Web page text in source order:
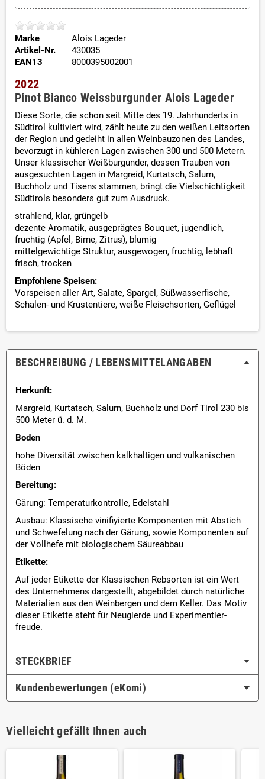
Marke
Alois Lageder
Artikel-Nr.
430035
EAN13
8000395002001
2022
Pinot Bianco Weissburgunder Alois Lageder
Diese Sorte, die schon seit Mitte des 19. Jahrhunderts in
Südtirol kultiviert wird, zählt heute zu den weißen Leitsorten
der Region und gedeiht in allen Weinbauzonen des Landes,
bevorzugt in kühleren Lagen zwischen 300 und 500 Metern.
Unser klassischer Weißburgunder, dessen Trauben von
ausgesuchten Lagen in Margreid, Kurtatsch, Salurn,
Buchholz und Tisens stammen, bringt die Vielschichtigkeit
Südtirols besonders gut zum Ausdruck.
strahlend, klar, grüngelb
dezente Aromatik, ausgeprägtes Bouquet, jugendlich,
fruchtig (Apfel, Birne, Zitrus), blumig
mittelgewichtige Struktur, ausgewogen, fruchtig, lebhaft
frisch, trocken
Empfohlene Speisen:
Vorspeisen aller Art, Salate, Spargel, Süßwasserfische,
Schalen- und Krustentiere, weiße Fleischsorten, Geflügel
BESCHREIBUNG / LEBENSMITTEL­ANGABEN
Herkunft:
Margreid, Kurtatsch, Salurn, Buchholz und Dorf Tirol 230 bis
500 Meter ü. d. M.
Boden
hohe Diversität zwischen kalkhaltigen und vulkanischen
Böden
Bereitung:
Gärung: Temperaturkontrolle, Edelstahl
Ausbau: Klassische vinifiyierte Komponenten mit Abstich
und Schwefelung nach der Gärung, sowie Komponenten auf
der Vollhefe mit biologischem Säureabbau
Etikette:
Auf jeder Etikette der Klassischen Rebsorten ist ein Wert
des Unternehmens dargestellt, abgebildet durch natürliche
Materialien aus den Weinbergen und dem Keller. Das Motiv
dieser Etikette steht für Neugierde und Experimentier-
freude.
STECKBRIEF
Kundenbewertungen (eKomi)
Vielleicht gefällt Ihnen auch